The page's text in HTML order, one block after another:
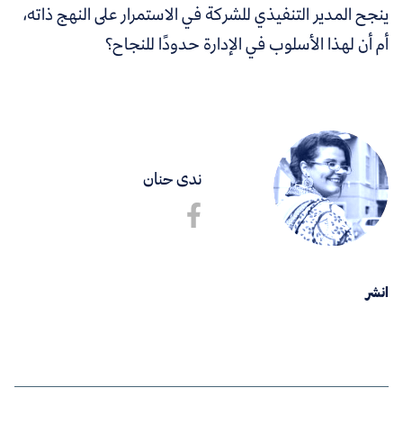
ندى حنان
انشر
ينجح المدير التنفيذي للشركة في الاستمرار على النهج ذاته،
أم أن لهذا الأسلوب في الإدارة حدودًا للنجاح؟